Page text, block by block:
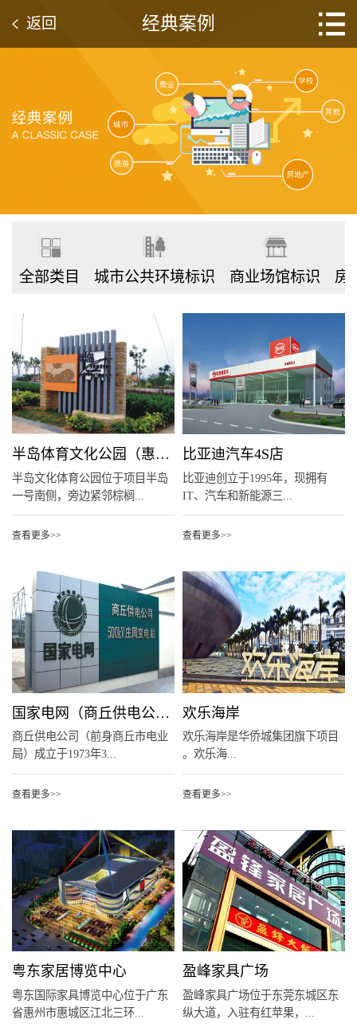
经典案例
返回
全部类目 城市公共环境标识 商业场馆标识 房
半岛体育文化公园（惠阳）
半岛文化体育公园位于项目半岛
一号南侧，旁边紧邻棕榈...
查看更多>>
比亚迪汽车4S店
比亚迪创立于1995年，现拥有
IT、汽车和新能源三...
查看更多>>
国家电网（商丘供电公司）
商丘供电公司（前身商丘市电业
局）成立于1973年3...
查看更多>>
欢乐海岸
欢乐海岸是华侨城集团旗下项目
。欢乐海...
查看更多>>
粤东家居博览中心
粤东国际家具博览中心位于广东
省惠州市惠城区江北三环...
盈峰家具广场
盈峰家具广场位于东莞东城区东
纵大道，入驻有红苹果，...